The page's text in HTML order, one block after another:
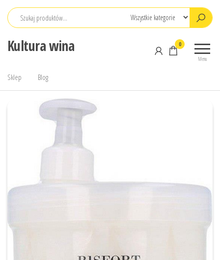
Przejdź
Kultura wina
Menu
0
Sklep Blog